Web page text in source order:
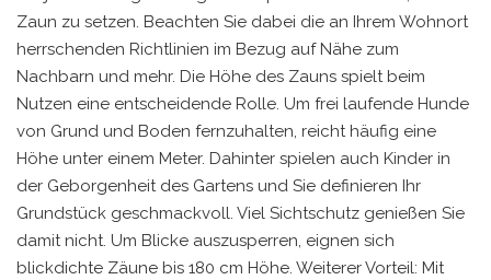
Zaun zu setzen. Beachten Sie dabei die an Ihrem Wohnort
herrschenden Richtlinien im Bezug auf Nähe zum
Nachbarn und mehr. Die Höhe des Zauns spielt beim
Nutzen eine entscheidende Rolle. Um frei laufende Hunde
von Grund und Boden fernzuhalten, reicht häufig eine
Höhe unter einem Meter. Dahinter spielen auch Kinder in
der Geborgenheit des Gartens und Sie definieren Ihr
Grundstück geschmackvoll. Viel Sichtschutz genießen Sie
damit nicht. Um Blicke auszusperren, eignen sich
blickdichte Zäune bis 180 cm Höhe. Weiterer Vorteil: Mit